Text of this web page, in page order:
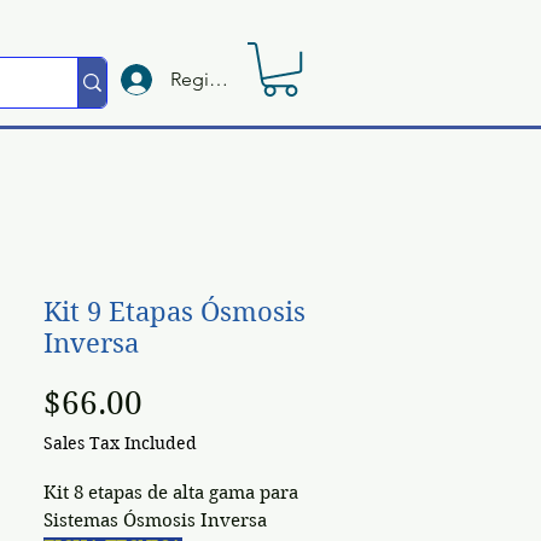
Registrate
Kit 9 Etapas Ósmosis
Inversa
$66.00
Sales Tax Included
Kit 8 etapas de alta gama para
Sistemas Ósmosis Inversa